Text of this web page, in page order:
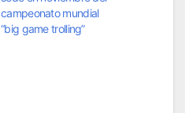
campeonato mundial
“big game trolling”